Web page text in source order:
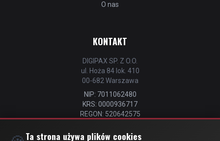
O nas
KONTAKT
DIGIPAX SP. Z O.O.
ul. Hoża 84 lok. 410
00-682 Warszawa
NIP: 7011062480
KRS: 0000936717
REGON: 520642575
📧
kontakt@strefastrzelca.pl
Ta strona używa plików cookies